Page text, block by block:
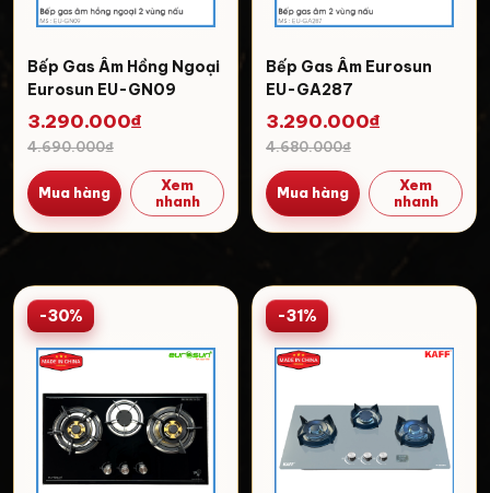
Bếp Gas Âm Hồng Ngoại
Eurosun EU-GN09
3.290.000₫
4.690.000₫
Mua hàng
Xem
nhanh
Bếp Gas Âm Eurosun
EU-GA287
3.290.000₫
4.680.000₫
Mua hàng
Xem
nhanh
-30% -31%